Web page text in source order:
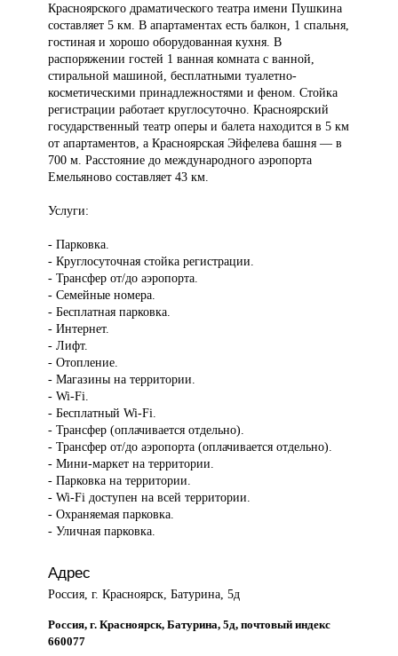
Красноярского драматического театра имени Пушкина
составляет 5 км. В апартаментах есть балкон, 1 спальня,
гостиная и хорошо оборудованная кухня. В
распоряжении гостей 1 ванная комната с ванной,
стиральной машиной, бесплатными туалетно-
косметическими принадлежностями и феном. Стойка
регистрации работает круглосуточно. Красноярский
государственный театр оперы и балета находится в 5 км
от апартаментов, а Красноярская Эйфелева башня — в
700 м. Расстояние до международного аэропорта
Емельяново составляет 43 км.
Услуги:
- Парковка.
- Круглосуточная стойка регистрации.
- Трансфер от/до аэропорта.
- Семейные номера.
- Бесплатная парковка.
- Интернет.
- Лифт.
- Отопление.
- Магазины на территории.
- Wi-Fi.
- Бесплатный Wi-Fi.
- Трансфер (оплачивается отдельно).
- Трансфер от/до аэропорта (оплачивается отдельно).
- Мини-маркет на территории.
- Парковка на территории.
- Wi-Fi доступен на всей территории.
- Охраняемая парковка.
- Уличная парковка.
Адрес
Россия, г. Красноярск, Батурина, 5д
Россия, г. Красноярск, Батурина, 5д, почтовый индекс
660077